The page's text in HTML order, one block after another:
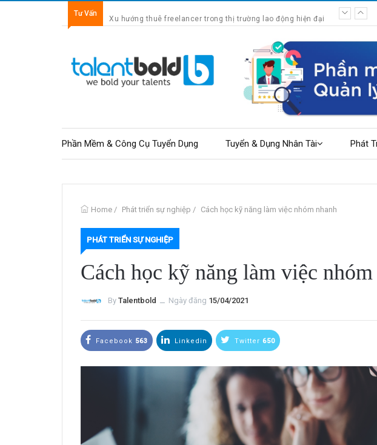
Tư Vấn Xu hướng thuê freelancer trong thị trường lao động hiện đại
Phần Mềm & Công Cụ Tuyển Dụng Tuyển & Dụng Nhân Tài Phát
Home / Phát triển sự nghiệp / Cách học kỹ năng làm việc nhóm nhanh
PHÁT TRIỂN SỰ NGHIỆP
Cách học kỹ năng làm việc
By Talentbold ــ Ngày đăng 15/04/2021
Facebook 563 Linkedin Twitter 650